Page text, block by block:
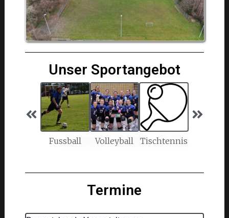
Unser Sportangebot
Fussball Volleyball Tischtennis
Termine